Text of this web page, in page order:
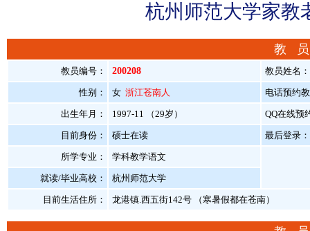
杭州师范大学家
教
教员编号： 200208 教员姓名
性别： 女 浙江苍南人 电话预约
出生年月： 1997-11 （29岁） QQ在线预
目前身份： 硕士在读 最后登录
所学专业： 学科教学语文
就读/毕业高校： 杭州师范大学
目前生活住所： 龙港镇.西五街142号 （寒暑假都在苍南）